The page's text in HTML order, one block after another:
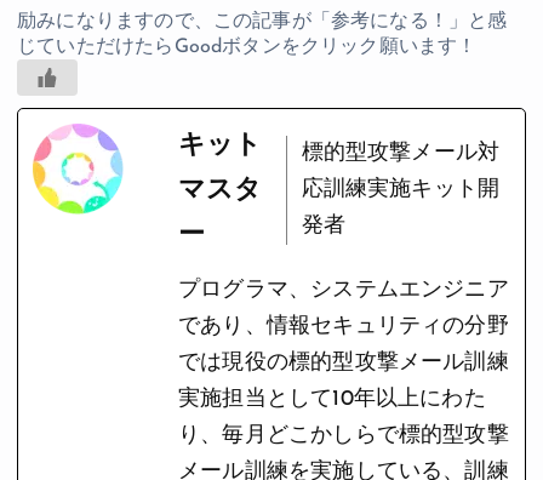
キット
マスタ
ー
標的型攻撃メール対
応訓練実施キット開
発者
プログラマ、システムエンジニア
であり、情報セキュリティの分野
では現役の標的型攻撃メール訓練
実施担当として10年以上にわた
り、毎月どこかしらで標的型攻撃
メール訓練を実施している、訓練